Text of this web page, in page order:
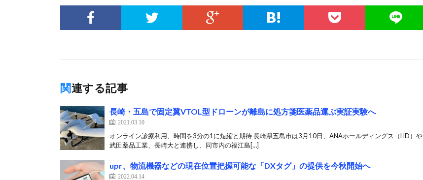
関連する記事
長崎・五島で固定翼VTOL型ドローンが離島に処方箋医薬品運ぶ実証実験へ
2021.03.10
オンライン診療利用、時間を3分の1に短縮と期待 長崎県五島市は3月10日、ANAホールディングス（HD）や
武田薬品工業、長崎大と連携し、同市内の福江島[…]
upr、物流機器などの現在位置把握可能な「DXタグ」の提供を今秋開始へ
2022.04.14